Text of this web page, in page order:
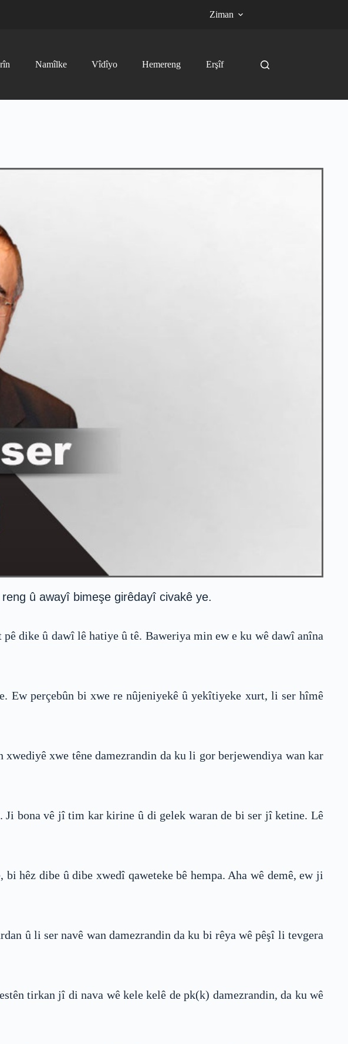
Ziman
Namîlke Vîdîyo Hemereng Erşîf
û awayî bimeşe girêdayî civakê ye.
dike û dawî lê hatiye û tê. Baweriya min ew e ku wê dawî anîna
Ew perçebûn bi xwe re nûjeniyekê û yekîtiyeke xurt, li ser hîmê
xwe têne damezrandin da ku li gor berjewendiya wan kar
bona vê jî tim kar kirine û di gelek waran de bi ser jî ketine. Lê
hêz dibe û dibe xwedî qaweteke bê hempa. Aha wê demê, ew ji
û li ser navê wan damezrandin da ku bi rêya wê pêşî li tevgera
tirkan jî di nava wê kele kelê de pk(k) damezrandin, da ku wê